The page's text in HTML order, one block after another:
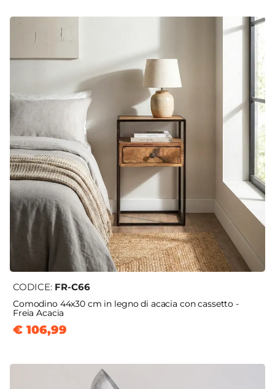
CODICE: FR-C66
Comodino 44x30 cm in legno di acacia con cassetto -
Freia Acacia
€ 106,99